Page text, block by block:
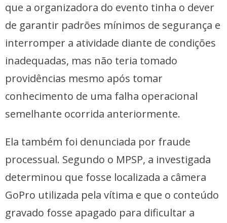
que a organizadora do evento tinha o dever
de garantir padrões mínimos de segurança e
interromper a atividade diante de condições
inadequadas, mas não teria tomado
providências mesmo após tomar
conhecimento de uma falha operacional
semelhante ocorrida anteriormente.
Ela também foi denunciada por fraude
processual. Segundo o MPSP, a investigada
determinou que fosse localizada a câmera
GoPro utilizada pela vítima e que o conteúdo
gravado fosse apagado para dificultar a